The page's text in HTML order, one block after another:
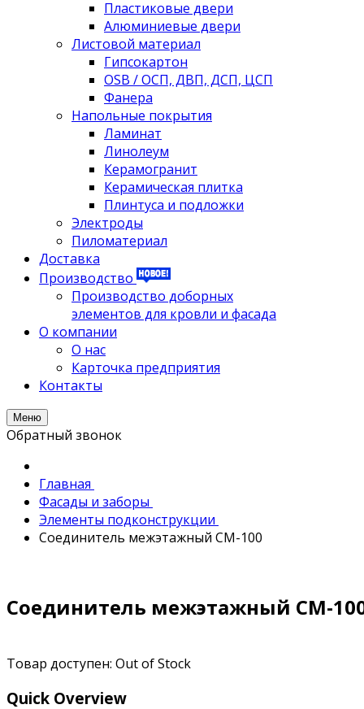
Пластиковые двери
Алюминиевые двери
Листовой материал
Гипсокартон
OSB / ОСП, ДВП, ДСП, ЦСП
Фанера
Напольные покрытия
Ламинат
Линолеум
Керамогранит
Керамическая плитка
Плинтуса и подложки
Электроды
Пиломатериал
Доставка
Производство
Производство доборных
элементов для кровли и фасада
О компании
О нас
Карточка предприятия
Контакты
Меню
Обратный звонок
Главная
Фасады и заборы
Элементы подконструкции
Соединитель межэтажный СМ-100
Соединитель межэтажный СМ-
Товар доступен: Out of Stock
Quick Overview